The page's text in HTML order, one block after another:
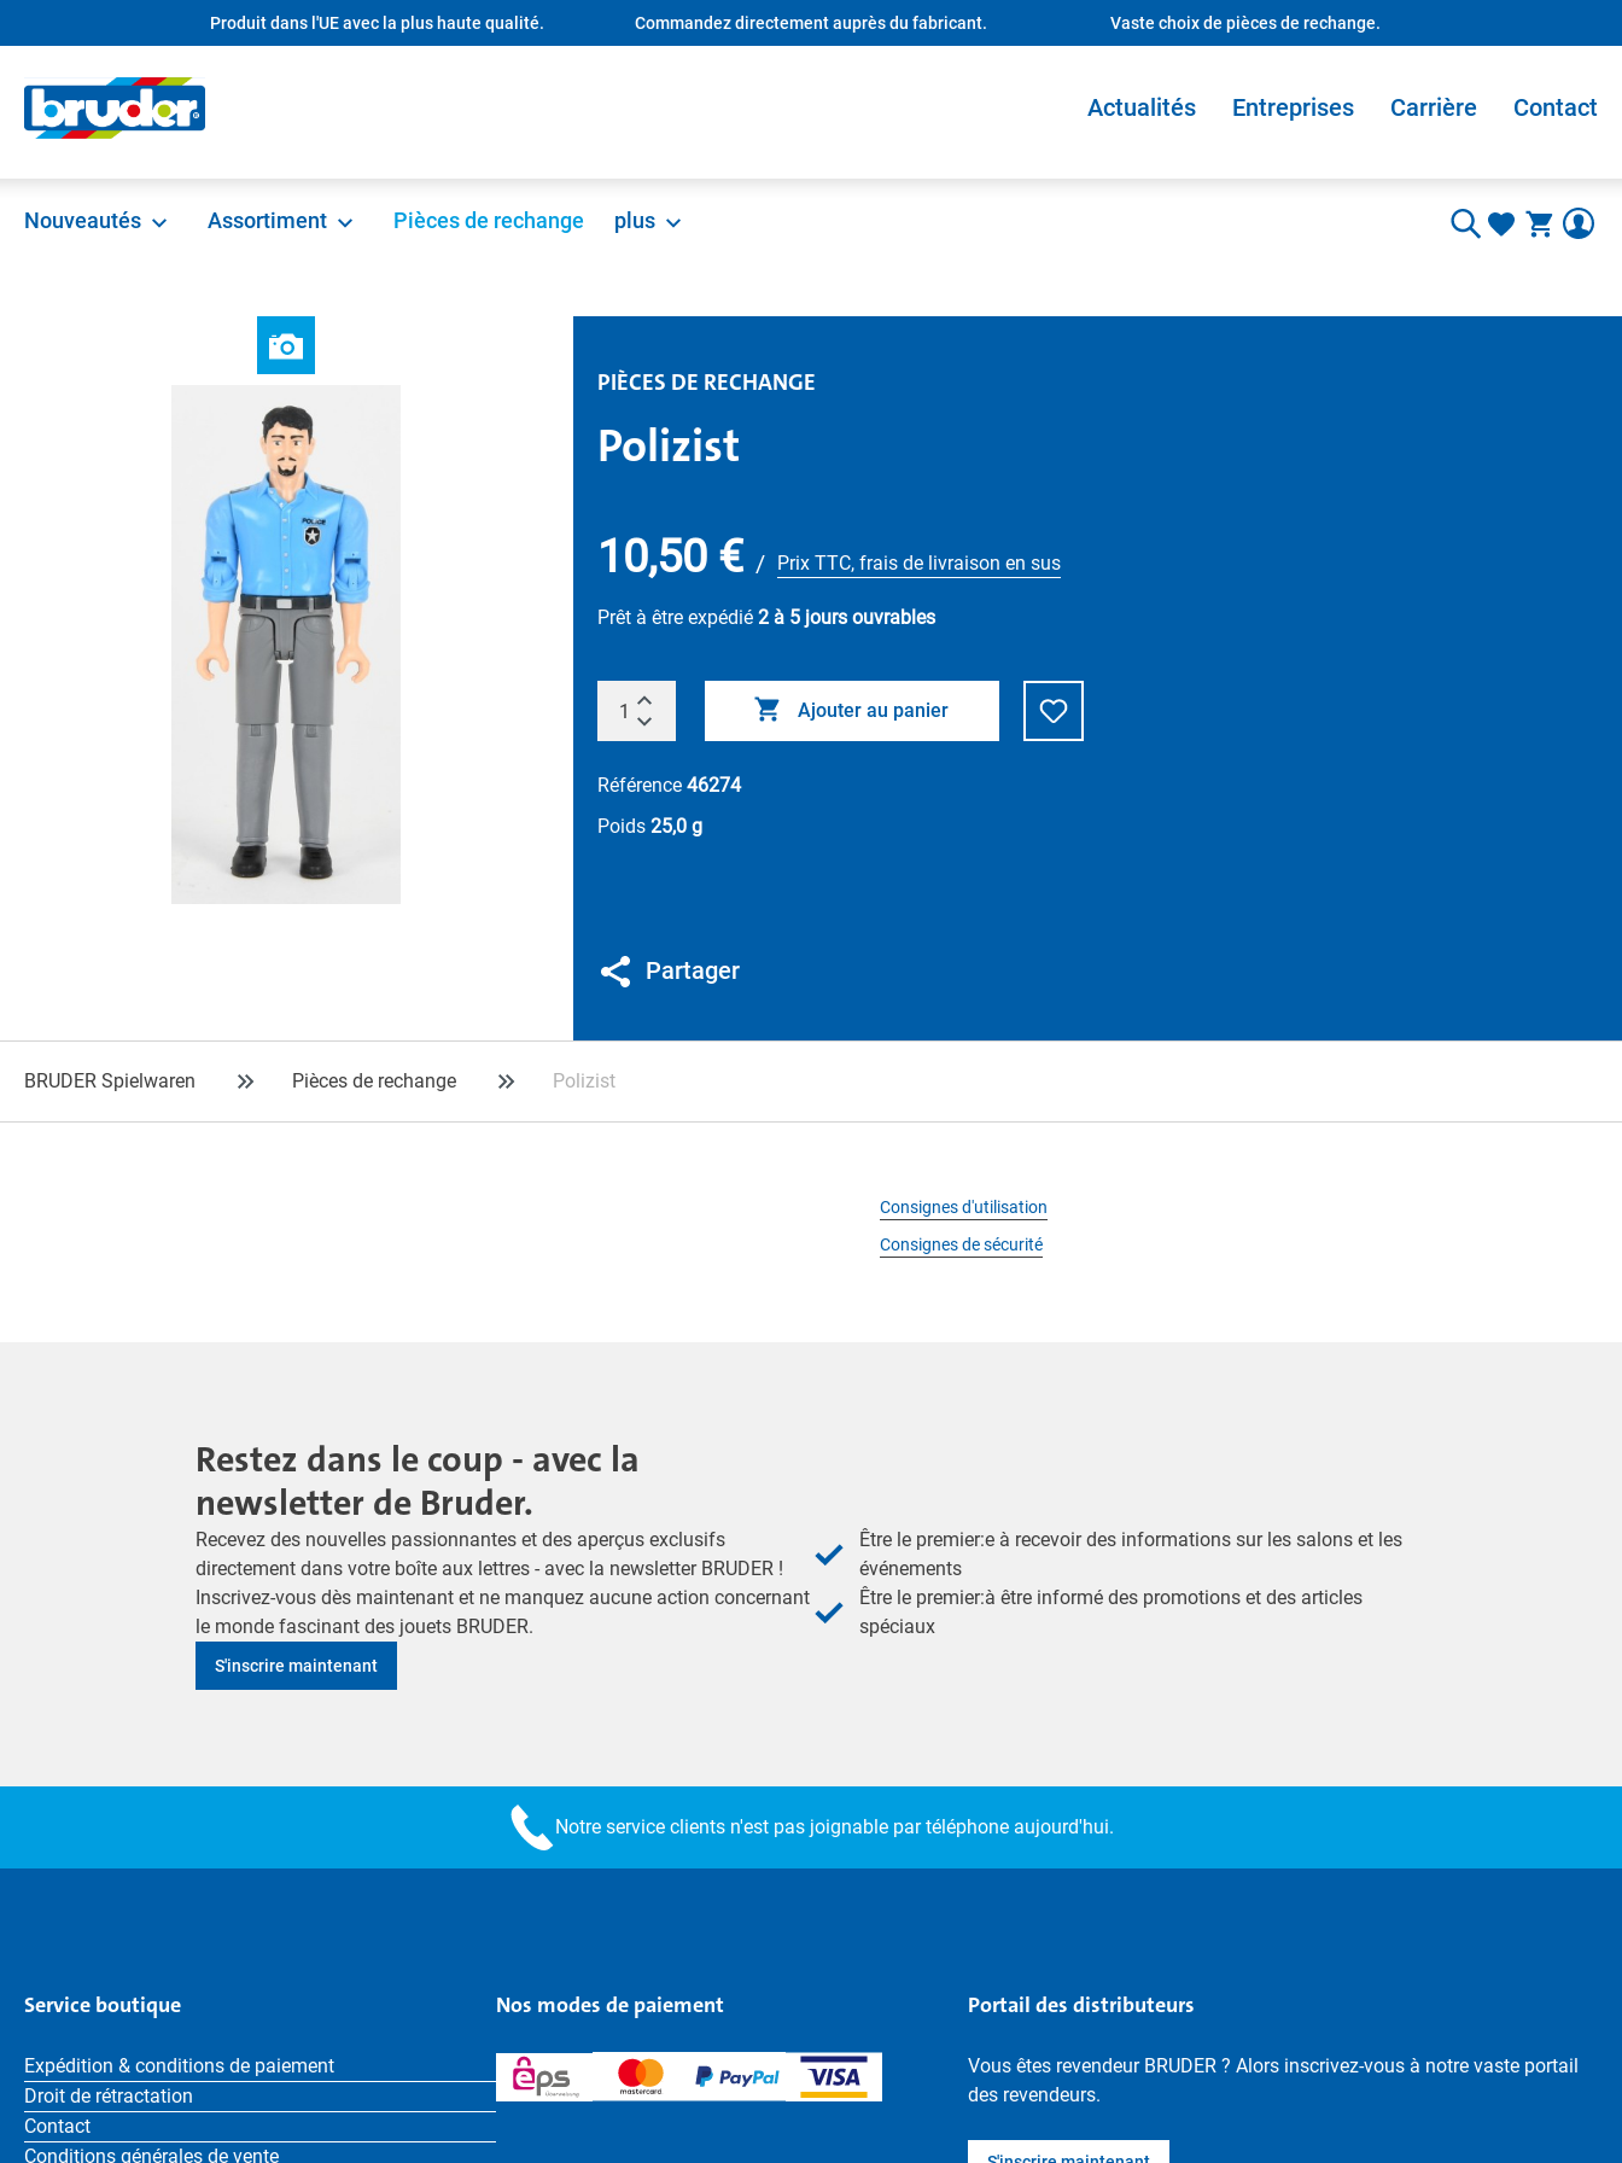
Passer à la navigation principale
Produit dans l'UE avec la plus haute qualité. Commandez directement auprès du fabricant. Vaste choix de pièces de rechange.
Actualités Entreprises Carrière Contact
Nouveautés Assortiment Pièces de rechange plus
PIÈCES DE RECHANGE
Polizist
10,50 € / Prix TTC, frais de livraison en sus
Prêt à être expédié 2 à 5 jours ouvrables
Ajouter au panier
Référence 46274
Poids 25,0 g
Partager
BRUDER Spielwaren Pièces de rechange Polizist
Consignes d'utilisation
Consignes de sécurité
Restez dans le coup - avec la
newsletter de Bruder.
Recevez des nouvelles passionnantes et des aperçus exclusifs
directement dans votre boîte aux lettres - avec la newsletter BRUDER !
Inscrivez-vous dès maintenant et ne manquez aucune action concernant
le monde fascinant des jouets BRUDER.
S'inscrire maintenant
Être le premier:e à recevoir des informations sur les salons et les
événements
Être le premier:à être informé des promotions et des articles
spéciaux
Notre service clients n'est pas joignable par téléphone aujourd'hui.
Service boutique
Expédition & conditions de paiement
Droit de rétractation
Contact
Conditions générales de vente
Nos modes de paiement Portail des distributeurs
Vous êtes revendeur BRUDER ? Alors inscrivez-vous à notre vaste portail
des revendeurs.